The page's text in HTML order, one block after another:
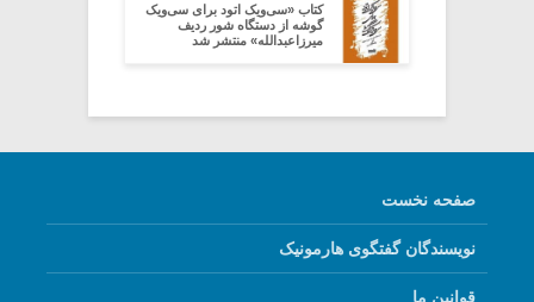
کتاب «سی‌ویک اتود برای سی‌ویک
گوشه از دستگاه شور ردیف
میرزاعبدالله» منتشر شد
صفحه نخست
نویسندگان گفتگوی هارمونیک
قوانین ما